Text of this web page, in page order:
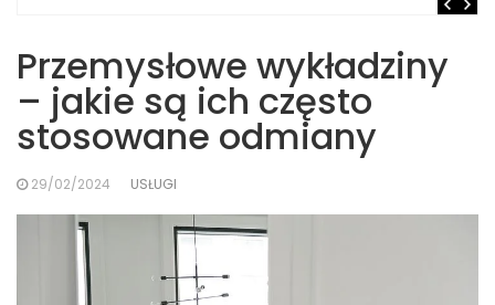
Przemysłowe wykładziny
– jakie są ich często
stosowane odmiany
29/02/2024 USŁUGI